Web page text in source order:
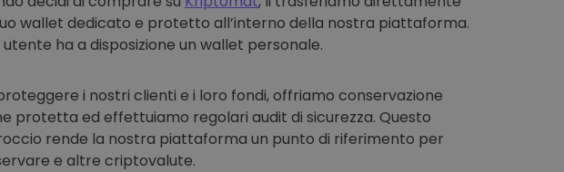
wallet dedicato e protetto all’interno della nostra piattaforma.
utente ha a disposizione un wallet personale.
i nostri clienti e i loro fondi, offriamo conservazione
protetta ed effettuiamo regolari audit di sicurezza. Questo
rende la nostra piattaforma un punto di riferimento per
e altre criptovalute.